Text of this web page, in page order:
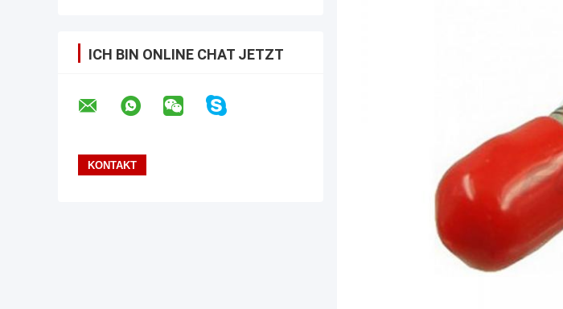
ICH BIN ONLINE CHAT JETZT